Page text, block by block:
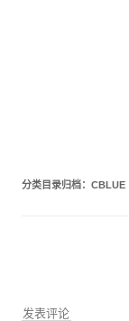
分类目录归档： CBLUE
发表评论